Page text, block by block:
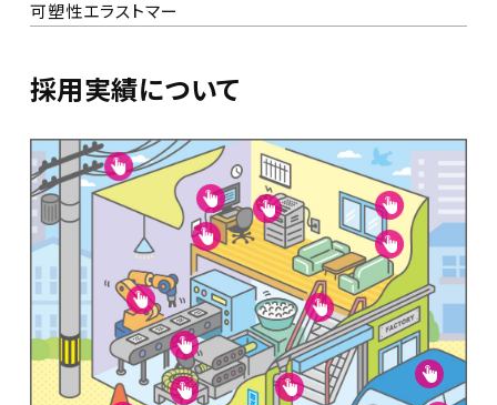
可塑性エラストマー
採用実績について




 





